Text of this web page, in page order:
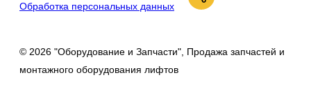
© 2026 "Оборудование и Запчасти", Продажа запчастей и
монтажного оборудования лифтов
Обработка персональных данных